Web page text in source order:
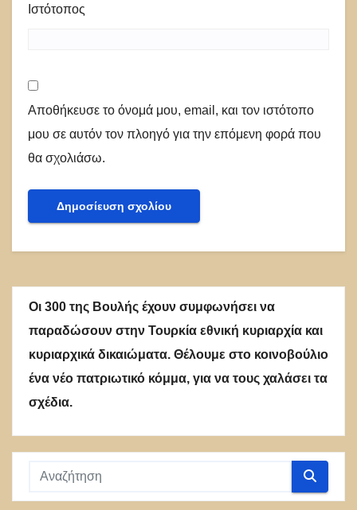
Ιστότοπος
Αποθήκευσε το όνομά μου, email, και τον ιστότοπο
μου σε αυτόν τον πλοηγό για την επόμενη φορά που
θα σχολιάσω.
Οι 300 της Βουλής έχουν συμφωνήσει να
παραδώσουν στην Τουρκία εθνική κυριαρχία και
κυριαρχικά δικαιώματα. Θέλουμε στο κοινοβούλιο
ένα νέο πατριωτικό κόμμα, για να τους χαλάσει τα
σχέδια.